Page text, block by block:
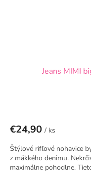
Jeans MIMI
€24,90 / ks
Štýlové rifľové nohavice
z mäkkého denimu.
maximálne pohodlne.